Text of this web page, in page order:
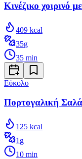
Κινέζικο χοιρινό
409 kcal
35g
35 min
Εύκολο
Πορτογαλική
125 kcal
1 g
10 min